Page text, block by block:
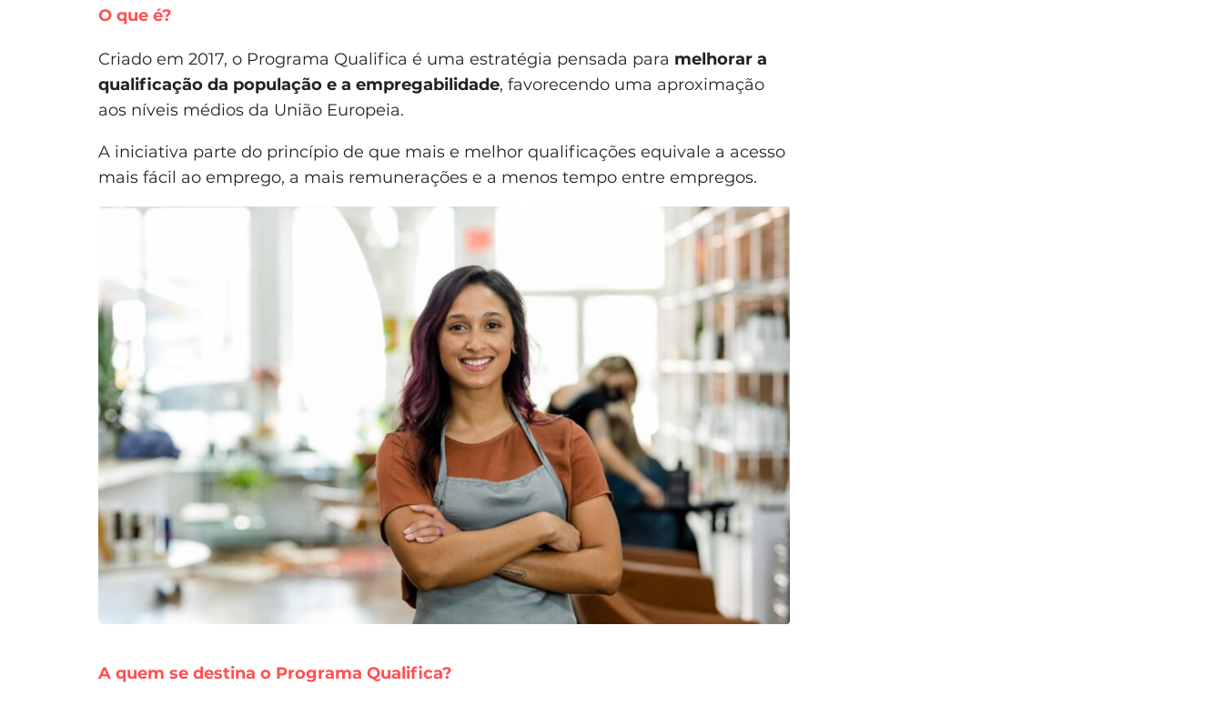
O que é?
Criado em 2017, o Programa Qualifica é uma estratégia pensada para melhorar a
qualificação da população e a empregabilidade, favorecendo uma aproximação
aos níveis médios da União Europeia.
A iniciativa parte do princípio de que mais e melhor qualificações equivale a acesso
mais fácil ao emprego, a mais remunerações e a menos tempo entre empregos.
A quem se destina o Programa Qualifica?